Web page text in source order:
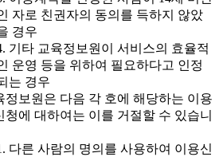
자로 친권자의 동의를 득하지 않았
경우
기타 교육정보원이 서비스의 효율적
운영 등을 위하여 필요하다고 인정
는 경우
보원은 다음 각 호에 해당하는 이용
청에 대하여는 이를 거절할 수 있습니
다른 사람의 명의를 사용하여 이용신